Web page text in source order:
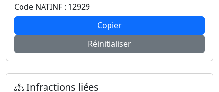
Code NATINF : 12929
Copier
Réinitialiser
Infractions liées